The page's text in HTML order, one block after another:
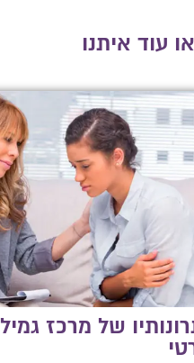
עוד איתנו
של מרכז